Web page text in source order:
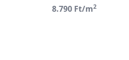
8.790 Ft/m2